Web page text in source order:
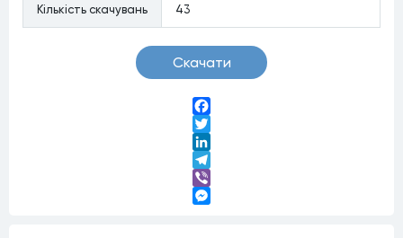
Кiлькiсть скачувань 43
Скачати
Facebook
Twitter
LinkedIn
Telegram
Viber